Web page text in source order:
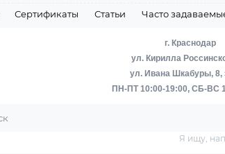
Сертификаты Статьи Часто
г. Краснодар
ул. Кирилла
ул. Ивана Шкабуры, 8,
ПН-ПТ 10:00-19:00, СБ-ВС
Я ищу,